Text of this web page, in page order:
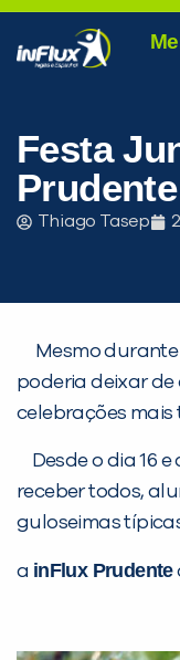
Festa
Prudente
Thiago Tasep
Mesmo durante
poderia deixar
celebrações mais
Desde o dia 16 e
receber todos,
guloseimas
a inFlux Prudente
inFlux